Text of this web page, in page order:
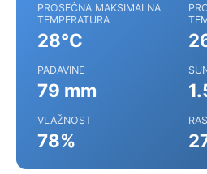
PROSEČNA MAKSIMALNA
TEMPERATURA
28°C
PADAVINE
79 mm
VLAŽNOST
78%